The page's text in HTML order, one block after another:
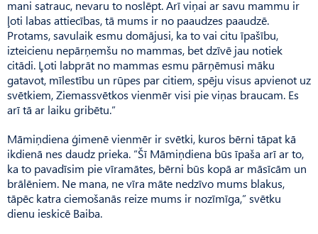
mani satrauc, nevaru to noslēpt. Arī viņai ar savu mammu ir
ļoti labas attiecības, tā mums ir no paaudzes paaudzē.
Protams, savulaik esmu domājusi, ka to vai citu īpašību,
izteicienu nepārņemšu no mammas, bet dzīvē jau notiek
citādi. Ļoti labprāt no mammas esmu pārņēmusi māku
gatavot, mīlestību un rūpes par citiem, spēju visus apvienot uz
svētkiem, Ziemassvētkos vienmēr visi pie viņas braucam. Es
arī tā ar laiku gribētu.”
Māmiņdiena ģimenē vienmēr ir svētki, kuros bērni tāpat kā
ikdienā nes daudz prieka. “Šī Māmiņdiena būs īpaša arī ar to,
ka to pavadīsim pie vīramātes, bērni būs kopā ar māsīcām un
brālēniem. Ne mana, ne vīra māte nedzīvo mums blakus,
tāpēc katra ciemošanās reize mums ir nozīmīga,” svētku
dienu ieskicē Baiba.